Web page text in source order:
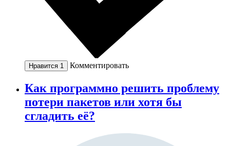
Нравится 1 Комментировать
Как программно решить проблему
потери пакетов или хотя бы
сгладить её?